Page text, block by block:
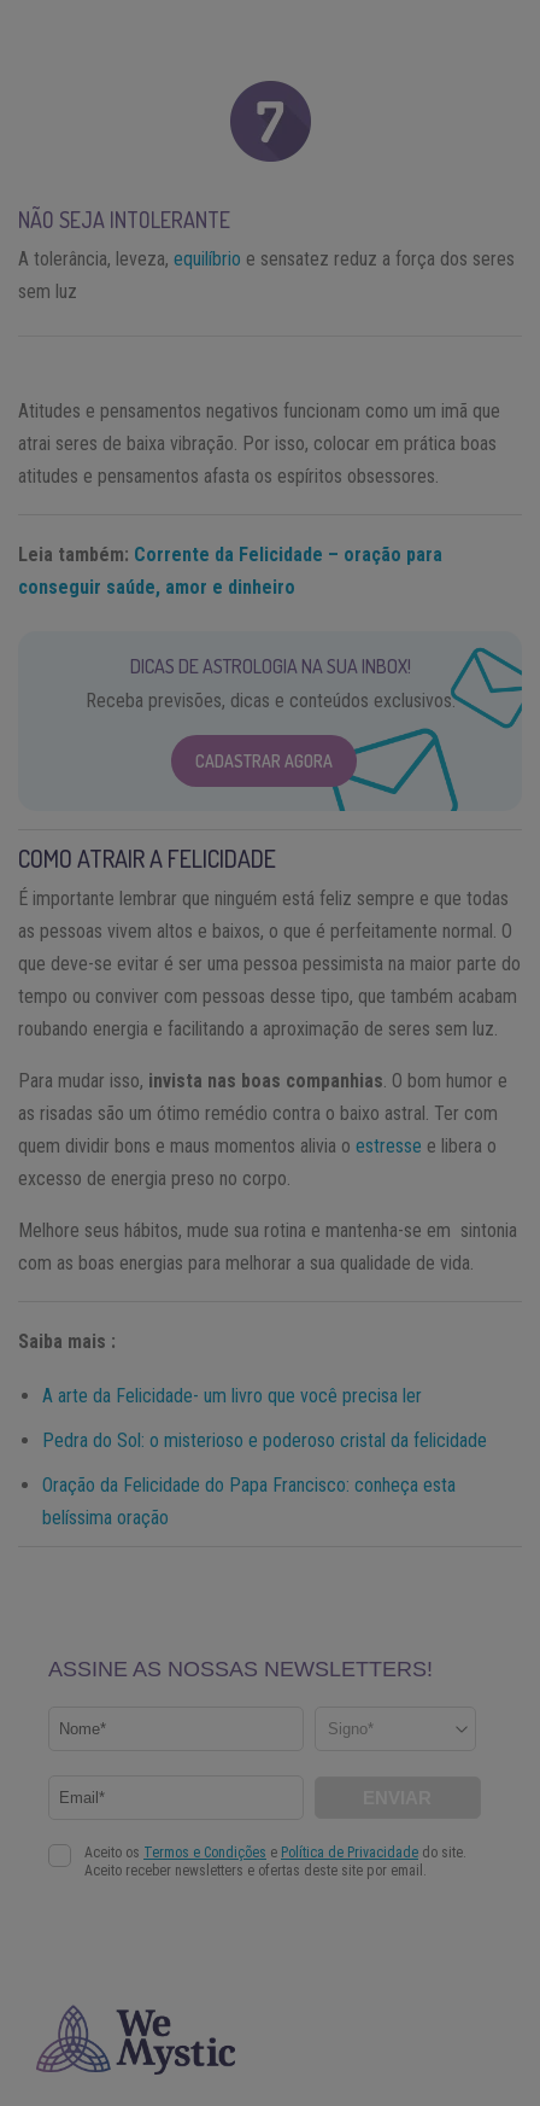
NÃO SEJA INTOLERANTE
A tolerância, leveza, equilíbrio e sensatez reduz a força dos seres
sem luz
Atitudes e pensamentos negativos funcionam como um imã que
atrai seres de baixa vibração. Por isso, colocar em prática boas
atitudes e pensamentos afasta os espíritos obsessores.
Leia também: Corrente da Felicidade – oração para
conseguir saúde, amor e dinheiro
DICAS DE ASTROLOGIA NA SUA INBOX!
Receba previsões, dicas e conteúdos exclusivos.
CADASTRAR AGORA
COMO ATRAIR A FELICIDADE
É importante lembrar que ninguém está feliz sempre e que todas
as pessoas vivem altos e baixos, o que é perfeitamente normal. O
que deve-se evitar é ser uma pessoa pessimista na maior parte do
tempo ou conviver com pessoas desse tipo, que também acabam
roubando energia e facilitando a aproximação de seres sem luz.
Para mudar isso, invista nas boas companhias. O bom humor e
as risadas são um ótimo remédio contra o baixo astral. Ter com
quem dividir bons e maus momentos alivia o estresse e libera o
excesso de energia preso no corpo.
Melhore seus hábitos, mude sua rotina e mantenha-se em sintonia
com as boas energias para melhorar a sua qualidade de vida.
Saiba mais :
A arte da Felicidade- um livro que você precisa ler
Pedra do Sol: o misterioso e poderoso cristal da felicidade
Oração da Felicidade do Papa Francisco: conheça esta
belíssima oração